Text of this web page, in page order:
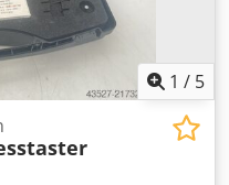
1 / 5